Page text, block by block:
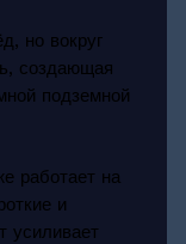
но вокруг
создающая
подземной
работает на
и
усиливает